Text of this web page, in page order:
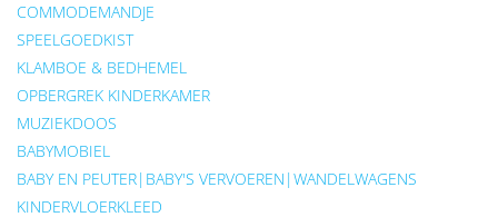
COMMODEMANDJE
SPEELGOEDKIST
KLAMBOE & BEDHEMEL
OPBERGREK KINDERKAMER
MUZIEKDOOS
BABYMOBIEL
BABY EN PEUTER|BABY'S VERVOEREN|WANDELWAGENS
KINDERVLOERKLEED